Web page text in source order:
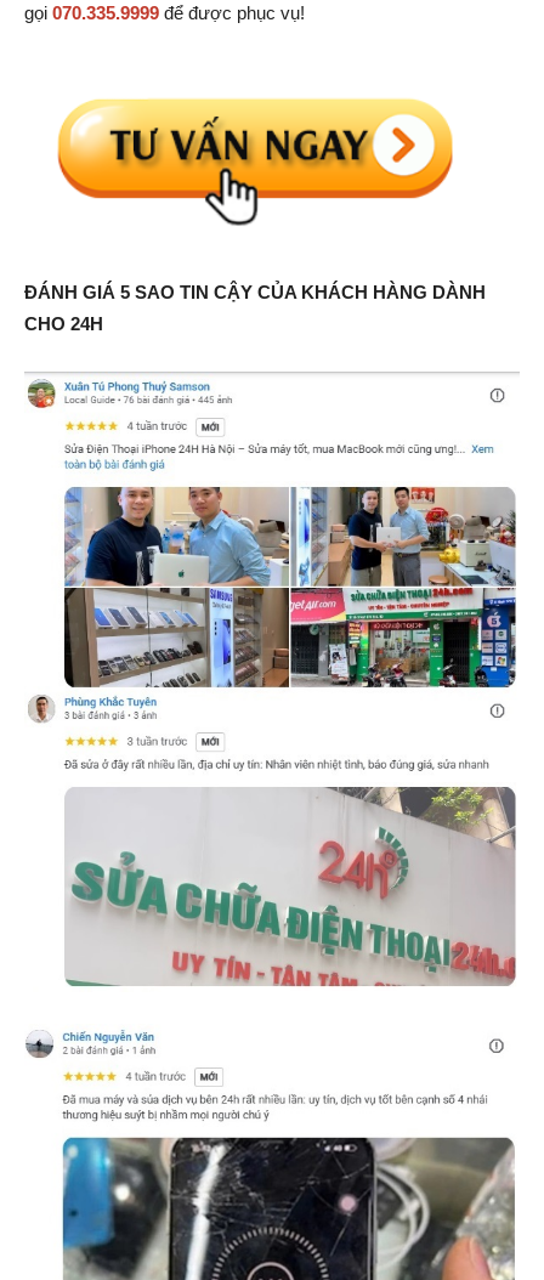
gọi 070.335.9999 để được phục vụ!
ĐÁNH GIÁ 5 SAO TIN CẬY CỦA KHÁCH HÀNG DÀNH
CHO 24H